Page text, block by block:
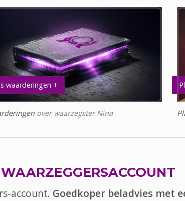
waarderingen +
over waarzegster Nina
account. Goedkoper beladvies met